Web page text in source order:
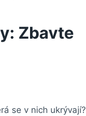
Zbavte
se⁣ v nich ukrývají?